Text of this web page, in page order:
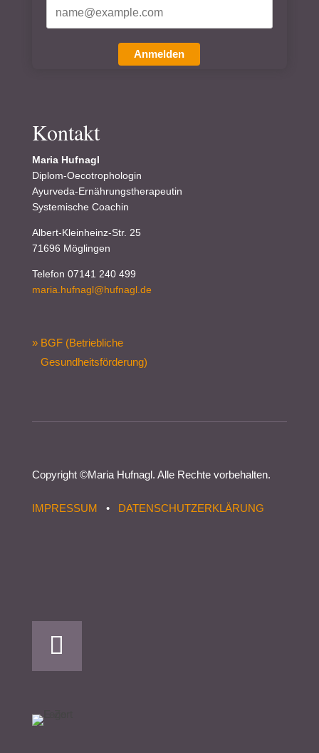
Anmelden
Kontakt
Maria Hufnagl
Diplom-Oecotrophologin
Ayurveda-Ernährungstherapeutin
Systemische Coachin
Albert-Kleinheinz-Str. 25
71696 Möglingen
Telefon 07141 240 499
maria.hufnagl@hufnagl.de
» BGF (Betriebliche
Gesundheitsförderung)
Copyright ©Maria Hufnagl. Alle Rechte vorbehalten.
IMPRESSUM • DATENSCHUTZERKLÄRUNG